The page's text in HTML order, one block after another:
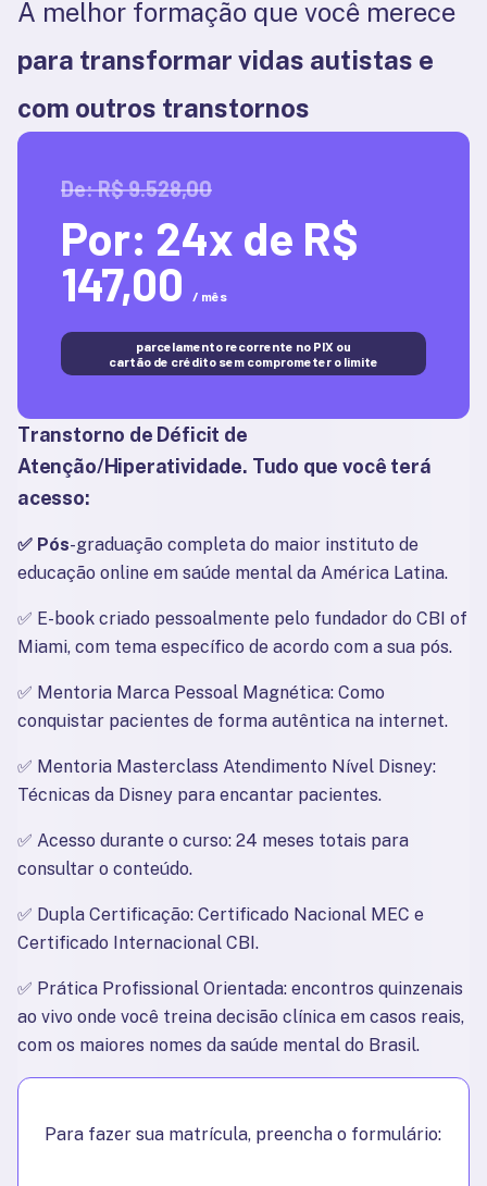
Capacitação
e TCC;
A melhor formação que você merece
para transformar vidas autistas e
com outros transtornos
De: R$ 9.528,00
Por: 24x de R$
147,00
/ mês
parcelamento recorrente no PIX ou
cartão de crédito sem comprometer o limite
Transtorno de Déficit de
Atenção/Hiperatividade. Tudo que você terá
acesso:
✅ Pós-graduação completa do maior instituto de
educação online em saúde mental da América Latina.
✅ E-book criado pessoalmente pelo fundador do CBI of
Miami, com tema específico de acordo com a sua pós.
✅ Mentoria Marca Pessoal Magnética: Como
conquistar pacientes de forma autêntica na internet.
✅ Mentoria Masterclass Atendimento Nível Disney:
Técnicas da Disney para encantar pacientes.
✅ Acesso durante o curso: 24 meses totais para
consultar o conteúdo.
✅ Dupla Certificação: Certificado Nacional MEC e
Certificado Internacional CBI.
✅ Prática Profissional Orientada: encontros quinzenais
ao vivo onde você treina decisão clínica em casos reais,
com os maiores nomes da saúde mental do Brasil.
Para fazer sua matrícula, preencha o formulário: